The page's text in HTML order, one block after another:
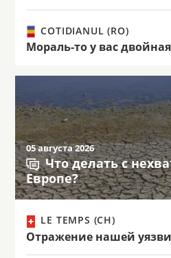
COTIDIANUL (RO)
Мораль-то у вас
05 августа 2026
Что делать с
Европе?
LE TEMPS (CH)
Отражение нашей